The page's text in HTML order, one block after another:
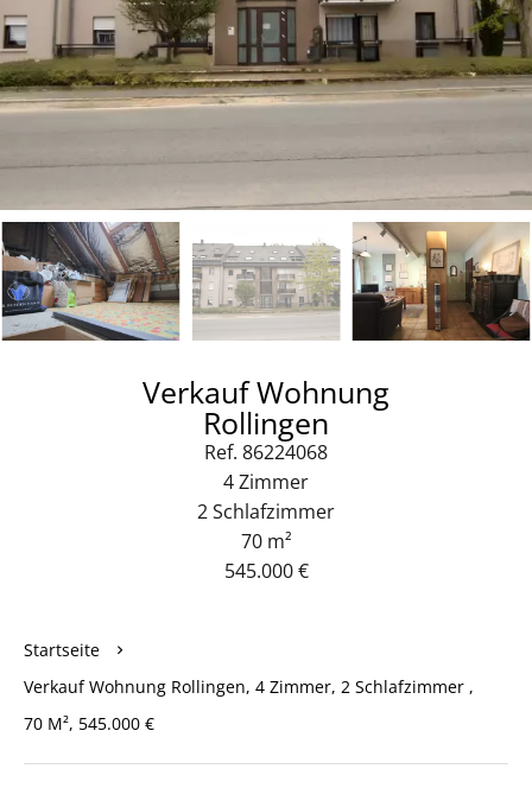
Verkauf Wohnung
Rollingen
Ref. 86224068
4 Zimmer
2 Schlafzimmer
70 m²
545.000 €
Startseite
Verkauf Wohnung Rollingen, 4 Zimmer, 2 Schlafzimmer ,
70 M², 545.000 €